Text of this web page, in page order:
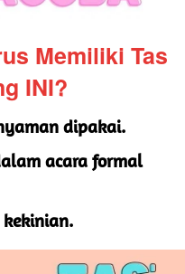
Memiliki Tas
INI?
dipakai.
acara formal